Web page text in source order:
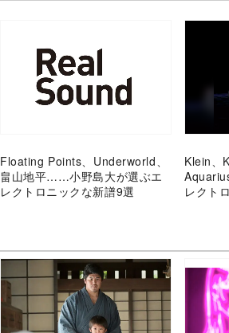
Floating Points、Underworld、
畠山地平……小野島大が選ぶエ
レクトロニックな新譜9選
Klein、
レクト